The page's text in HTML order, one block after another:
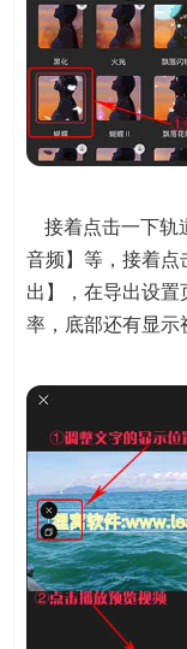
接着点击一下轨
音频】等，接着点
出】，在导出设
率，底部还有显示